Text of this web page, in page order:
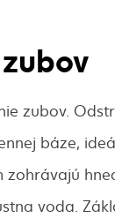
zubov.
báze,
voda.